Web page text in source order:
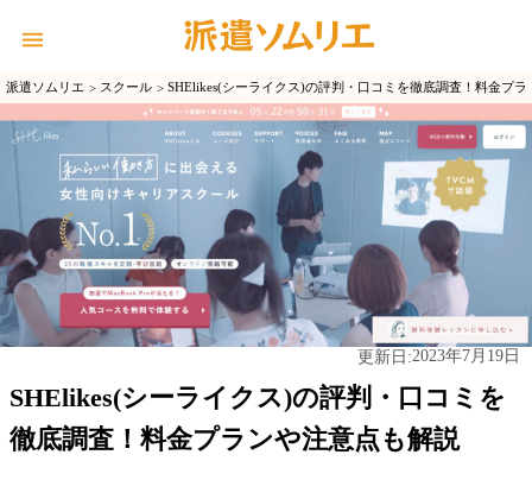
派遣ソムリエ スクール SHElikes(シーライクス)の評判・口コミを徹底調査！料金プ
更新日:2023年7月19日
SHElikes(シーライクス)の評判・口コミを
徹底調査！料金プランや注意点も解説